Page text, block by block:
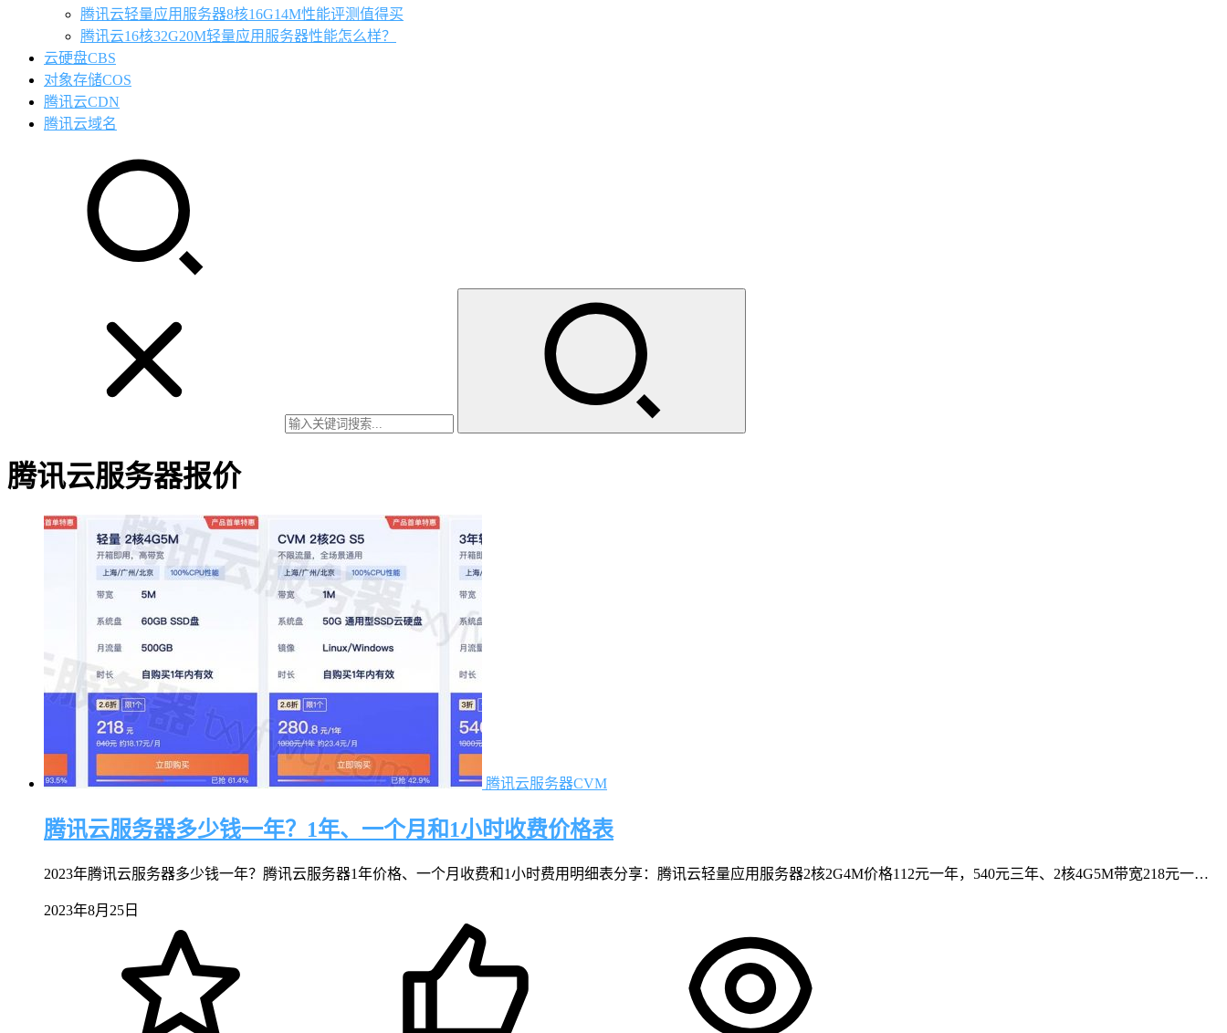
腾讯云轻量应用服务器8核16G14M性能评测值得买
腾讯云16核32G20M轻量应用服务器性能怎么样？
云硬盘CBS
对象存储COS
腾讯云CDN
腾讯云域名
腾讯云服务器报价
腾讯云服务器CVM
腾讯云服务器多少钱一年？1年、一个月和1小时收费价格表
2023年腾讯云服务器多少钱一年？腾讯云服务器1年价格、一个月收费和1小时费用明细表分享：腾讯云轻量应用服务器2核2G4M价格112元一年，540元三年、2核4G5M带宽218元一…
2023年8月25日